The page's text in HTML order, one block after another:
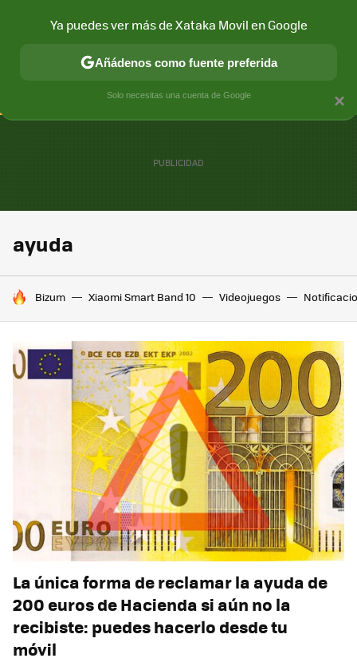
CONECTIVIDAD MÓVIL Y SOCIEDAD APLICACIONES
ayuda
HOY SE HABLA DE
Bizum Xiaomi Smart Band 10 Videojuegos
La única forma de reclamar la ayuda de
200 euros de Hacienda si aún no la
recibiste: puedes hacerlo desde tu
móvil
×
Ya puedes ver más de Xataka Movil en Google
Añádenos como fuente preferida
Solo necesitas una cuenta de Google